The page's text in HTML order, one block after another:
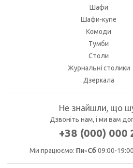
Шафи
Шафи-купе
Комоди
Тумби
Столи
Журнальні столики
Дзеркала
Не знайшли, що
Дзвоніть нам, і ми вам
+38 (000) 000
Ми працюємо: Пн-Сб 09:00-